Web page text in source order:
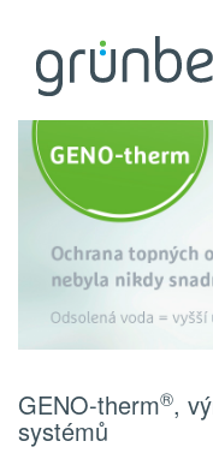
GENO-therm®,
systémů